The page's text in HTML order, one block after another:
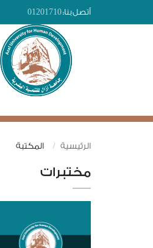
أتصل بنا:01201710
الرئيسية المكتبة
مختبرات